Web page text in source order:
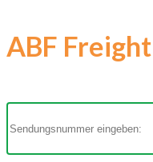
ABF Freight